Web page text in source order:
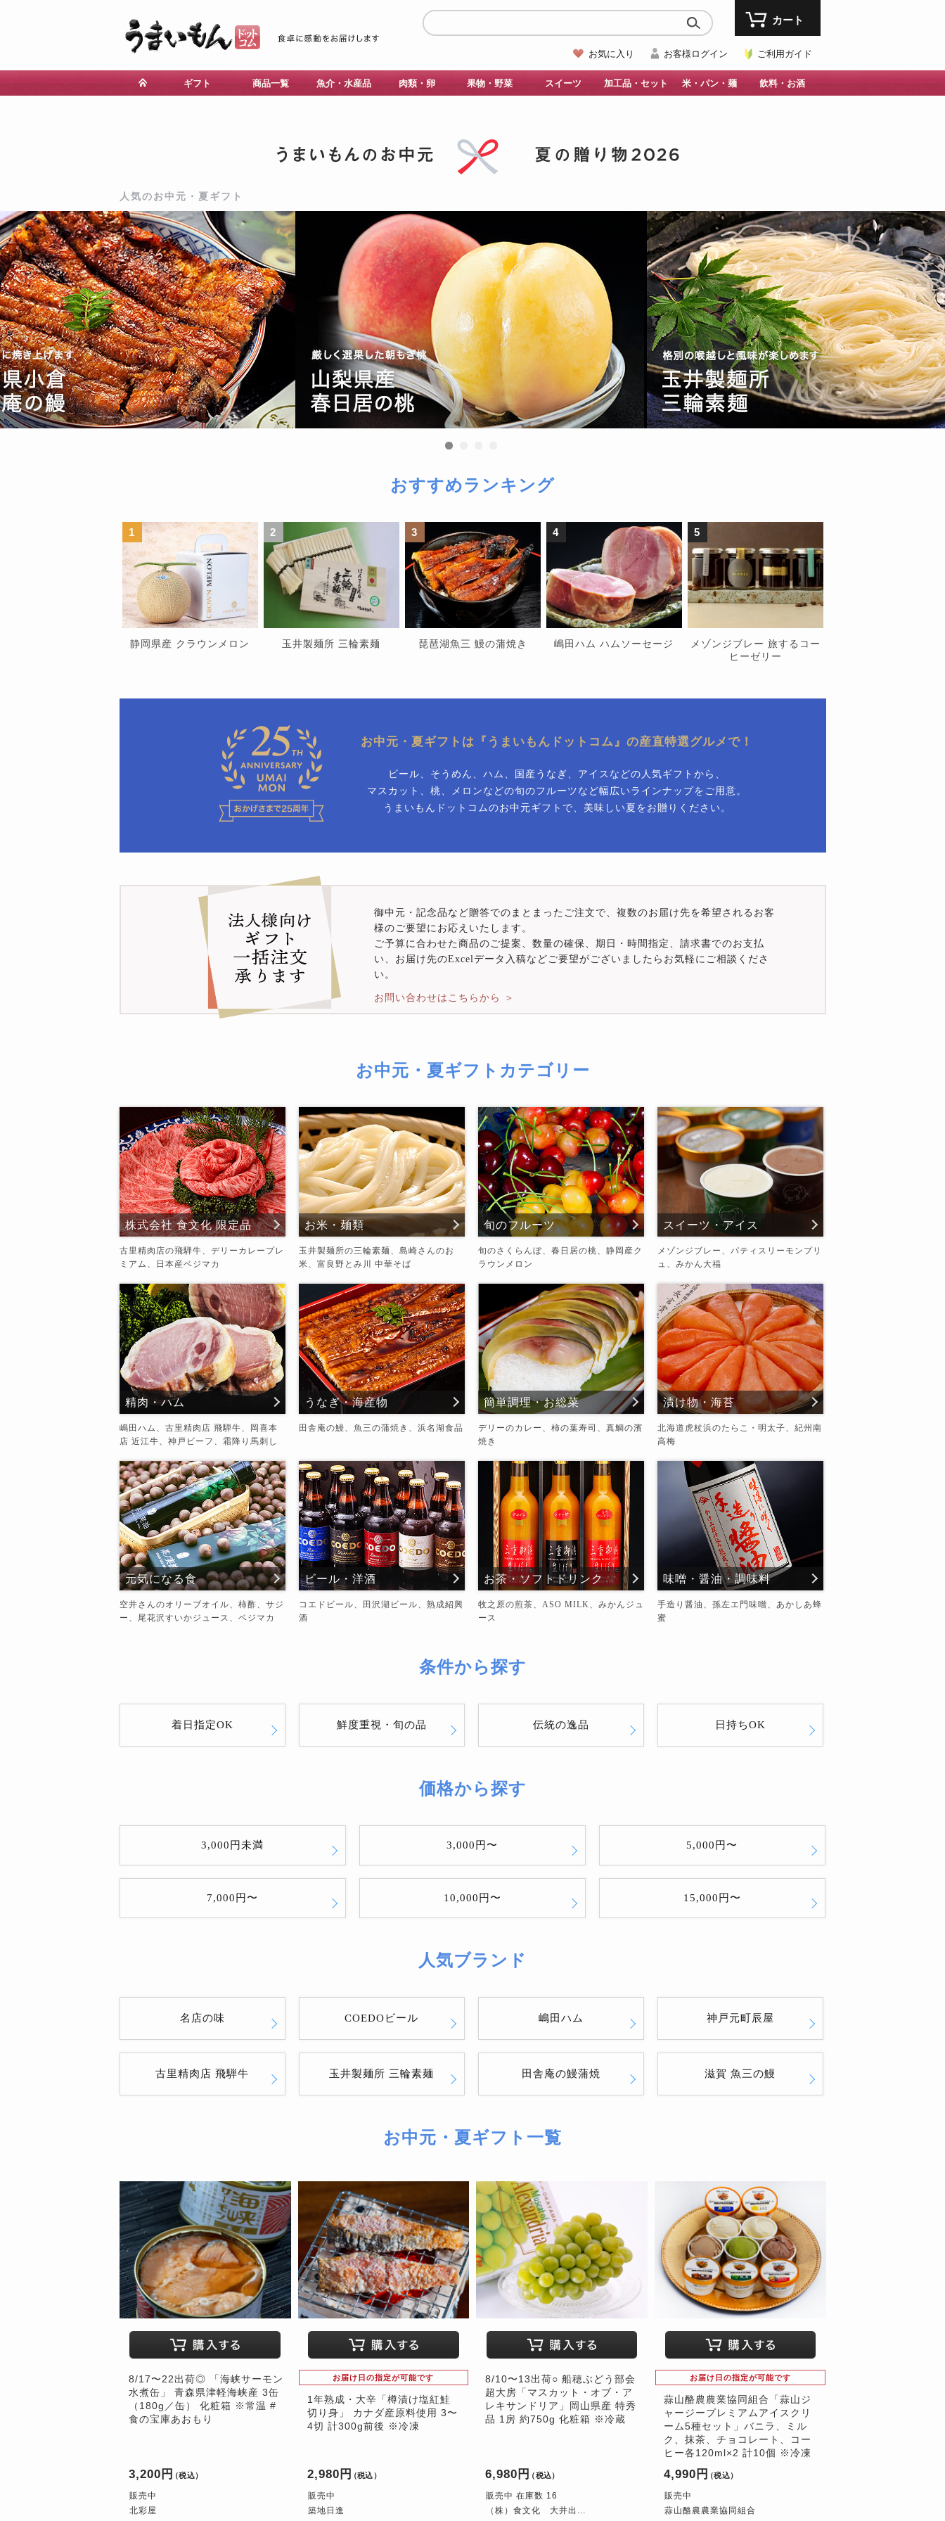
お気に入り お客様ログイン ご利用ガイド
カート
ギフト 商品一覧 魚介・水産品 肉類・卵 果物・野菜 スイーツ 加工品・セット 米・パン・麺 飲料・お酒
人気のお中元・夏ギフト
おすすめランキング
静岡県産 クラウンメロン 玉井製麺所 三輪素麺 琵琶湖魚三 鰻の蒲焼き 嶋田ハム ハムソーセージ
メゾンジブレー 旅するコー
ヒーゼリー
お中元・夏ギフトは 『うまいもんドットコム』の産直特選グルメで！
ビール、そうめん、ハム、国産うなぎ、アイスなどの人気ギフトから、
マスカット、桃、メロンなどの旬のフルーツなど幅広いラインナップをご用意。
うまいもんドットコムのお中元ギフトで、美味しい夏をお贈りください。
御中元・記念品など贈答でのまとまったご注文で、複数のお届け先を希望されるお客
様のご要望にお応えいたします。
ご予算に合わせた商品のご提案、数量の確保、期日・時間指定、請求書でのお支払
い、お届け先のExcelデータ入稿などご要望がございましたらお気軽にご相談くださ
い。
お問い合わせはこちらから ＞
お中元・夏ギフトカテゴリー
株式会社 食文化 限定品 お米・麺類 旬のフルーツ スイーツ・アイス
古里精肉店の飛騨牛、デリーカレープレ
ミアム、日本産ベジマカ
玉井製麺所の三輪素麺、島崎さんのお
米、富良野とみ川 中華そば
旬のさくらんぼ、春日居の桃、静岡産ク
ラウンメロン
メゾンジブレー、パティスリーモンプリ
ュ、みかん大福
精肉・ハム うなぎ・海産物 簡単調理・お総菜 漬け物・海苔
嶋田ハム、古里精肉店 飛騨牛、岡喜本
店 近江牛、神戸ビーフ、霜降り馬刺し
田舎庵の鰻、魚三の蒲焼き、浜名湖食品
デリーのカレー、柿の葉寿司、真鯛の濱
焼き
北海道虎杖浜のたらこ・明太子、紀州南
高梅
元気になる食 ビール・洋酒 お茶・ソフトドリンク 味噌・醤油・調味料
空井さんのオリーブオイル、柿酢、サジ
ー、尾花沢すいかジュース、ベジマカ
コエドビール、田沢湖ビール、熟成紹興
酒
牧之原の煎茶、ASO MILK、みかんジュ
ース
手造り醤油、孫左エ門味噌、あかしあ蜂
蜜
条件から探す
着日指定OK 鮮度重視・旬の品 伝統の逸品 日持ちOK
価格から探す
3,000円未満 3,000円〜 5,000円〜
7,000円〜 10,000円〜 15,000円〜
人気ブランド
名店の味 COEDOビール 嶋田ハム 神戸元町辰屋
古里精肉店 飛騨牛 玉井製麺所 三輪素麺 田舎庵の鰻蒲焼 滋賀 魚三の鰻
お中元・夏ギフト一覧
8/17〜22出荷◎ 「海峡サーモン
水煮缶」 青森県津軽海峡産 3缶
（180g／缶） 化粧箱 ※常温 #
食の宝庫あおもり
3,200円（税込）
販売中
北彩屋
お届け日の指定が可能です
1年熟成・大辛「樽漬け塩紅鮭
切り身」 カナダ産原料使用 3〜
4切 計300g前後 ※冷凍
2,980円（税込）
販売中
築地日進
8/10〜13出荷○ 船穂ぶどう部会
超大房「マスカット・オブ・ア
レキサンドリア」岡山県産 特秀
品 1房 約750g 化粧箱 ※冷蔵
6,980円 （税込）
販売中 在庫数 16
（株）食文化 大井出...
お届け日の指定が可能です
蒜山酪農農業協同組合「蒜山ジ
ャージープレミアムアイスクリ
ーム5種セット」バニラ、ミル
ク、抹茶、チョコレート、コー
ヒー各120ml×2 計10個 ※冷凍
4,990円 （税込）
販売中
蒜山酪農農業協同組合